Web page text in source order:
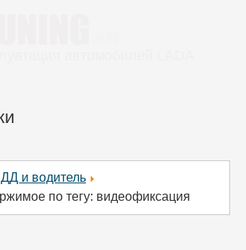
и водитель
по тегу: видеофиксация